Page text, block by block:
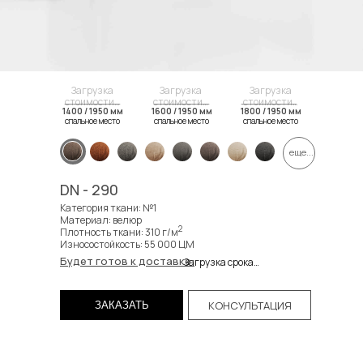
Загрузка срока…
еще...
Категория ткани: №1
Материал: велюр
Плотность ткани: 310 г/м2
Износостойкость: 55 000 ЦМ
DN - 290
Будет готов к доставке:
1600 / 1950 мм 1800 / 1950 мм
1400 / 1950 мм
спальное место
спальное место спальное место
КОНСУЛЬТАЦИЯ
ЗАКАЗАТЬ
Загрузка
стоимости…
Загрузка
стоимости…
спальное место спальное место спальное место
Загрузка
стоимости…